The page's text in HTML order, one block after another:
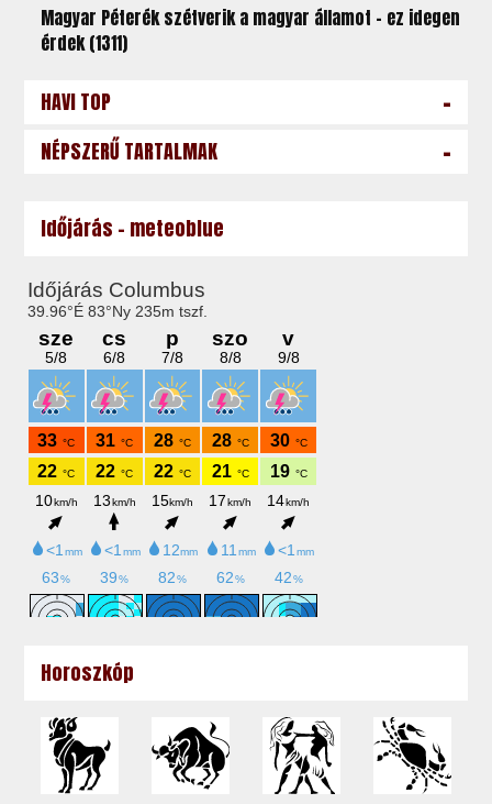
Magyar Péterék szétverik a magyar államot – ez idegen
érdek (1311)
HAVI TOP -
NÉPSZERŰ TARTALMAK -
Időjárás - meteoblue
Horoszkóp